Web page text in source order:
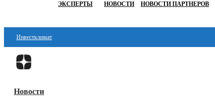
ЭКСПЕРТЫ НОВОСТИ НОВОСТИ ПАРТНЕРОВ
Инвестклимат
Финансы
Блокчейн
Новости